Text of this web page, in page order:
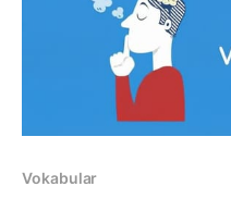
Vokabular